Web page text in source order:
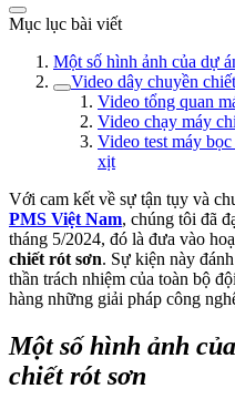
Mục lục bài viết
Một số hình ảnh của dự
Video dây chuyền
Video tổng quan
Video chạy máy
Video test máy
xịt
Với cam kết về sự tận tụy và
PMS Việt Nam, chúng tôi đã
tháng 5/2024, đó là đưa vào
chiết rót sơn. Sự kiện này
thần trách nhiệm của toàn bộ
hàng những giải pháp công
Một số hình ảnh
chiết rót sơn